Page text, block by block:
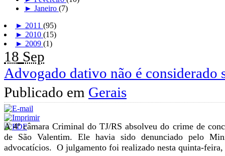
► Janeiro (7)
► 2011 (95)
► 2010 (15)
► 2009 (1)
18 Sep
Advogado dativo não é considerado
Publicado em Gerais
A 4ª câmara Criminal do TJ/RS absolveu do crime de
de São Valentim. Ele havia sido denunciado pelo
advocatícios. O julgamento foi realizado nesta quinta-